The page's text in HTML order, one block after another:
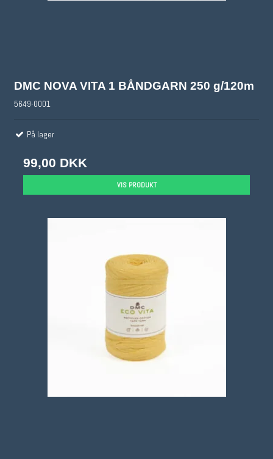
DMC NOVA VITA 1 BÅNDGARN 250 g/120m
5649-0001
På lager
99,00 DKK
VIS PRODUKT